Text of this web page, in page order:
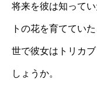
将来を彼は知って
トの花を育ててい
世で彼女はトリカ
しょうか。